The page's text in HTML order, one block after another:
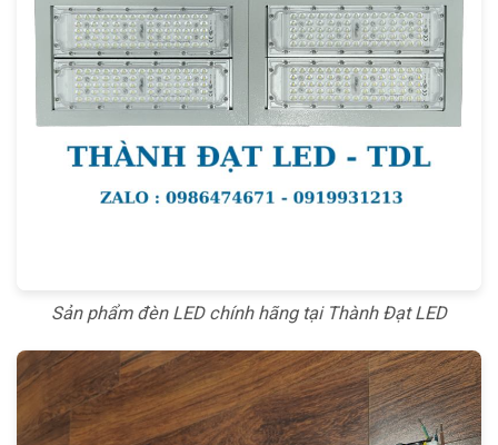
Sản phẩm đèn LED chính hãng tại Thành Đạt LED